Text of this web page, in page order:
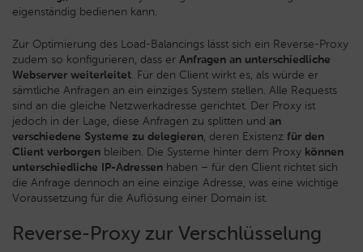
eigenständig bedienen kann.
Zur Optimierung des Load-Balancings lässt sich ein Reverse-Proxy
zudem so konfigurieren, dass er Anfragen an unterschiedliche
Webserver weiterleitet. Für den Client wirkt es, als würde er
sämtliche Anfragen an ein einziges System stellen. Alle Requests
sind an die gleiche Netzwerkadresse gerichtet. Der Proxy ist
jedoch in der Lage, diese Anfragen zu splitten und an
verschiedene Systeme zu delegieren, deren Existenz für den
Client verborgen bleiben. Die Systeme hinter dem Proxy können
unterschiedliche IP-Adressen haben – für den Client richtet sich
die Anfrage dennoch an eine einzige Adresse, was eine wichtige
Voraussetzung für die Auflösung einer Domain ist.
Reverse-Proxy zur Verschlüsselung